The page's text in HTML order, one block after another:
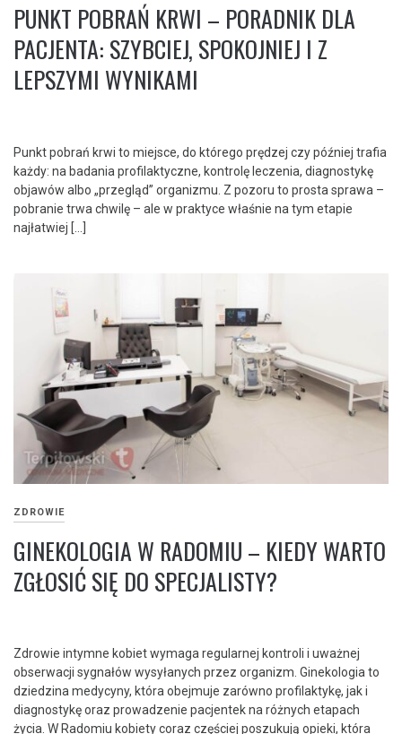
PUNKT POBRAŃ KRWI – PORADNIK DLA
PACJENTA: SZYBCIEJ, SPOKOJNIEJ I Z
LEPSZYMI WYNIKAMI
Punkt pobrań krwi to miejsce, do którego prędzej czy później trafia
każdy: na badania profilaktyczne, kontrolę leczenia, diagnostykę
objawów albo „przegląd” organizmu. Z pozoru to prosta sprawa –
pobranie trwa chwilę – ale w praktyce właśnie na tym etapie
najłatwiej […]
ZDROWIE
GINEKOLOGIA W RADOMIU – KIEDY WARTO
ZGŁOSIĆ SIĘ DO SPECJALISTY?
Zdrowie intymne kobiet wymaga regularnej kontroli i uważnej
obserwacji sygnałów wysyłanych przez organizm. Ginekologia to
dziedzina medycyny, która obejmuje zarówno profilaktykę, jak i
diagnostykę oraz prowadzenie pacjentek na różnych etapach
życia. W Radomiu kobiety coraz częściej poszukują opieki, która